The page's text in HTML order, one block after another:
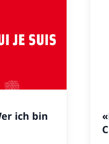
ich bin